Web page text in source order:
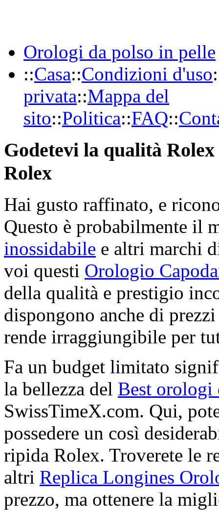
Orologi da polso in pelle
::Casa::Condizioni d'uso
privata::Mappa del
sito::Politica::FAQ::
Godetevi la qualità
Rolex
Hai gusto raffinato, e
Questo è probabilmente il
inossidabile e altri marchi
voi questi Orologio
della qualità e prestigio
dispongono anche di
rende irraggiungibile per
Fa un budget limitato
la bellezza del Best orologi
SwissTimeX.com. Qui,
possedere un così
ripida Rolex. Troverete le
altri Replica Longines
prezzo, ma ottenere la